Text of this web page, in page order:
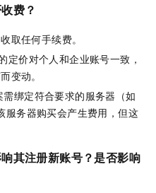
费？
取任何手续费。
定价对个人和企业账号一致，
变动。
绑定符合要求的服务器（如
服务器购买会产生费用，但这
其注册新账号？是否影响